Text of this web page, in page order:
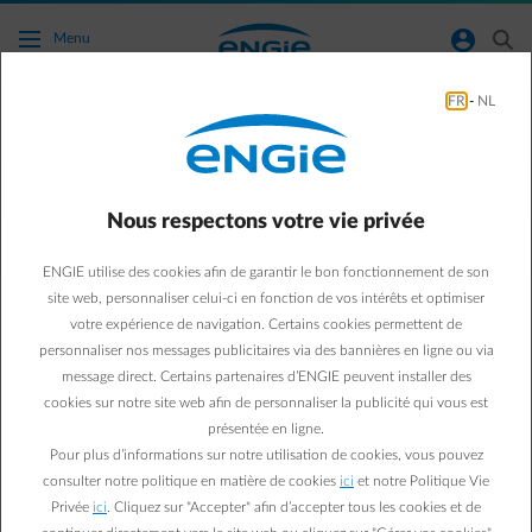
Accéder au contenu principal
Menu normal-account-circle search
Je suis propriétaire d'un logement vide, puis-
je opter pour un tarif Maison Vide ?
vous ne payez pas de redevance fixe, mais bien un prix
plus élevé par kWh. Ce tarif est avantageux en cas de
consommation d'énergie très faible dans l'attente d'un nouveau
locataire ou acheteur.
En cas de consommation d'énergie lors de travaux de
transformation ou d'occupation effective, mieux vaut choisirun
autre pack.
Demander un pack Maison Vide
FR - NL
Nous respectons votre vie privée
ENGIE utilise des cookies afin de garantir le bon fonctionnement de son
site web, personnaliser celui-ci en fonction de vos intérêts et optimiser
votre expérience de navigation. Certains cookies permettent de
personnaliser nos messages publicitaires via des bannières en ligne ou via
message direct. Certains partenaires d’ENGIE peuvent installer des
cookies sur notre site web afin de personnaliser la publicité qui vous est
présentée en ligne.
Pour plus d’informations sur notre utilisation de cookies, vous pouvez
consulter notre politique en matière de cookies ici et notre Politique Vie
Privée ici . Cliquez sur "Accepter" afin d’accepter tous les cookies et de